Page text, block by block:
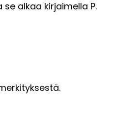
alkaa kirjaimella P.